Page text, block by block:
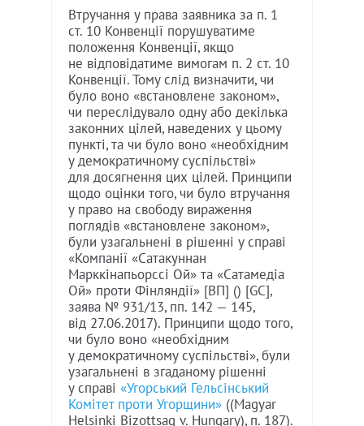
Втручання у права заявника за п. 1
ст. 10 Конвенції порушуватиме
положення Конвенції, якщо
не відповідатиме вимогам п. 2 ст. 10
Конвенції. Тому слід визначити, чи
було воно «встановлене законом»,
чи переслідувало одну або декілька
законних цілей, наведених у цьому
пункті, та чи було воно «необхідним
у демократичному суспільстві»
для досягнення цих цілей. Принципи
щодо оцінки того, чи було втручання
у право на свободу вираження
поглядів «встановлене законом»,
були узагальнені в рішенні у справі
«Компанії «Сатакуннан
Марккінапьорссі Ой» та «Сатамедіа
Ой» проти Фінляндії» [ВП] () [GC],
заява № 931/13, пп. 142 — 145,
від 27.06.2017). Принципи щодо того,
чи було воно «необхідним
у демократичному суспільстві», були
узагальнені в згаданому рішенні
у справі «Угорський Гельсінський
Комітет проти Угорщини» ((Magyar
Helsinki Bizottsag v. Hungary), п. 187).